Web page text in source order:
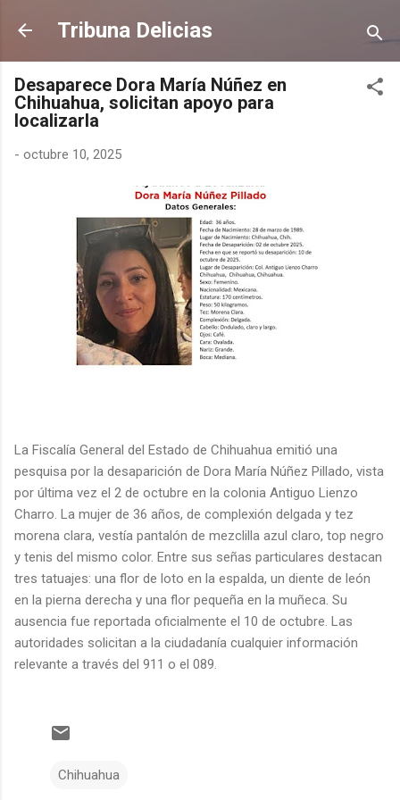
Ir al contenido principal
Tribuna Delicias
Desaparece Dora María Núñez en
Chihuahua, solicitan apoyo para
localizarla
- octubre 10, 2025
La Fiscalía General del Estado de Chihuahua emitió una
pesquisa por la desaparición de Dora María Núñez Pillado, vista
por última vez el 2 de octubre en la colonia Antiguo Lienzo
Charro. La mujer de 36 años, de complexión delgada y tez
morena clara, vestía pantalón de mezclilla azul claro, top negro
y tenis del mismo color. Entre sus señas particulares destacan
tres tatuajes: una flor de loto en la espalda, un diente de león
en la pierna derecha y una flor pequeña en la muñeca. Su
ausencia fue reportada oficialmente el 10 de octubre. Las
autoridades solicitan a la ciudadanía cualquier información
relevante a través del 911 o el 089.
Chihuahua